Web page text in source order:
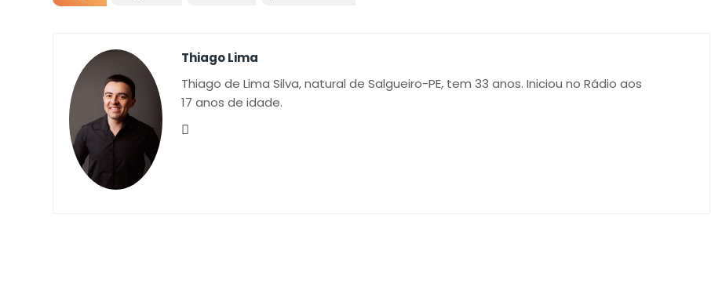
Thiago Lima
Thiago de Lima Silva, natural de Salgueiro-PE, tem 33 anos. Iniciou no Rádio aos
17 anos de idade.